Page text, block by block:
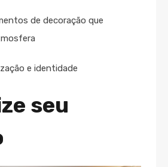
de decoração que
e identidade
seu